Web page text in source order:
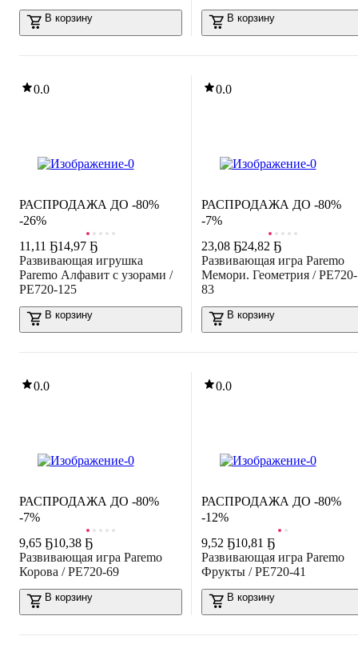
В корзину В корзину
0.0
-26%
РАСПРОДАЖА ДО -80%
11 ,11 Ҕ14,97 Ҕ
Развивающая игрушка
Paremo Алфавит с узорами /
PE720-125
В корзину
0.0
-7%
РАСПРОДАЖА ДО -80%
23,08 Ҕ24,82 Ҕ
Развивающая игра Paremo
Мемори. Геометрия / PE720-
83
В корзину
0.0
-7%
РАСПРОДАЖА ДО -80%
9,65 Ҕ10,38 Ҕ
Развивающая игра Paremo
Корова / PE720-69
В корзину
0.0
-12%
РАСПРОДАЖА ДО -80%
9,52 Ҕ10,81 Ҕ
Развивающая игра Paremo
Фрукты / PE720-41
В корзину